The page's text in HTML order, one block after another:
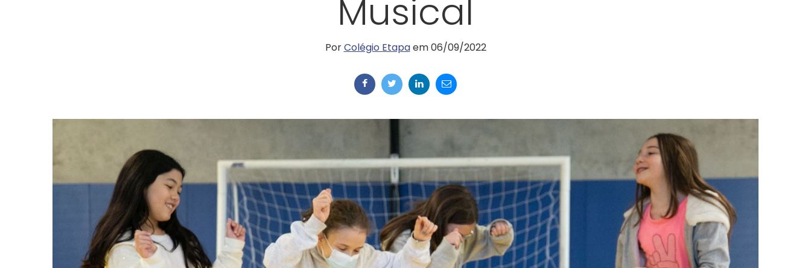
Musical
PorColégio Etapaem 06/09/2022